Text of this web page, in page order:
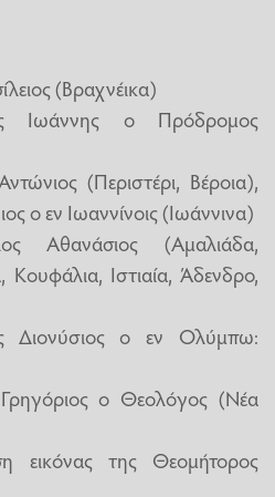
(Βραχνέικα)
Ιωάννης ο Πρόδρομος
(Περιστέρι, Βέροια),
ο εν Ιωαννίνοις (Ιωάννινα)
Αθανάσιος (Αμαλιάδα,
Κουφάλια, Ιστιαία, Άδενδρο,
Διονύσιος ο εν Ολύμπω:
ο Θεολόγος (Νέα
εικόνας της Θεομήτορος